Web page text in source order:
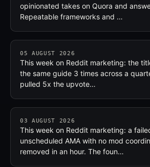
opinionated takes on Quora and
Repeatable frameworks and …
05 AUGUST 2026
This week on Reddit marketing: the
the same guide 3 times across a
pulled 5x the upvote…
03 AUGUST 2026
This week on Reddit marketing: a
unscheduled AMA with no mod
removed in an hour. The foun…